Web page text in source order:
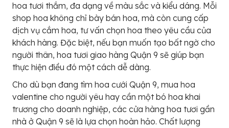
hoa tươi thắm, đa dạng về màu sắc và kiểu dáng. Mỗi
shop hoa không chỉ bày bán hoa, mà còn cung cấp
dịch vụ cắm hoa, tư vấn chọn hoa theo yêu cầu của
khách hàng. Đặc biệt, nếu bạn muốn tạo bất ngờ cho
người thân, hoa tươi giao hàng Quận 9 sẽ giúp bạn
thực hiện điều đó một cách dễ dàng.
Cho dù bạn đang tìm hoa cưới Quận 9, mua hoa
valentine cho người yêu hay cần một bó hoa khai
trương cho doanh nghiệp, các cửa hàng hoa tươi gần
nhà ở Quận 9 sẽ là lựa chọn hoàn hảo. Chất lượng